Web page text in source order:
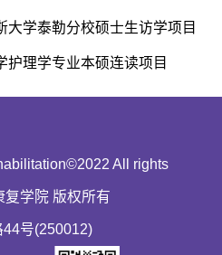
大学泰勒分校硕士生访学项目
护理学专业本硕连读项目
All rights
康复学院 版权所有
号(250012)